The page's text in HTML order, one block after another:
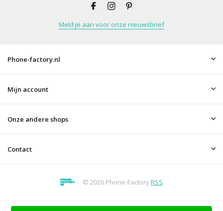
Meld je aan voor onze nieuwsbrief
Phone-factory.nl
Mijn account
Onze andere shops
Contact
© 2026 Phone-FactoryRSS